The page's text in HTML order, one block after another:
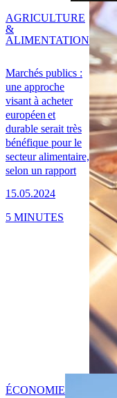
Marchés publics :
une approche
visant à acheter
européen et
durable serait très
bénéfique pour le
secteur alimentaire,
selon un rapport
15.05.2024
AGRICULTURE
&
ALIMENTATION
5 MINUTES
ÉCONOMIE